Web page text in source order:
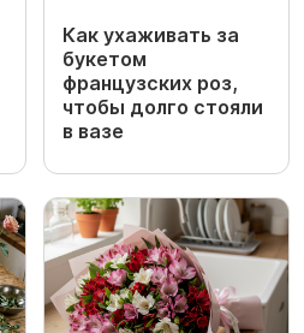
Как ухаживать за
букетом
французских роз,
чтобы долго стояли
в вазе